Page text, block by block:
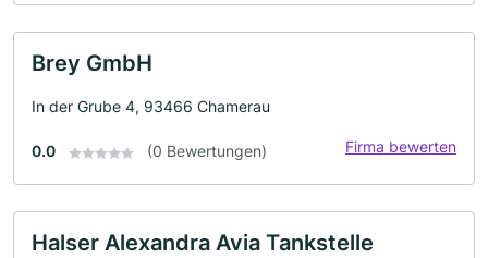
Brey GmbH
In der Grube 4, 93466 Chamerau
0.0 (0 Bewertungen) Firma bewerten
Halser Alexandra Avia Tankstelle